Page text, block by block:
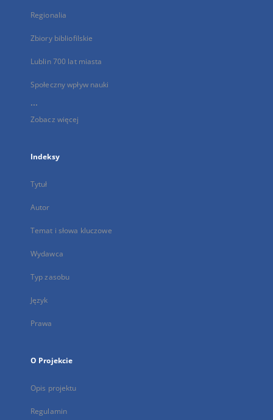
Regionalia
Zbiory bibliofilskie
Lublin 700 lat miasta
Społeczny wpływ nauki
...
Zobacz więcej
Indeksy
Tytuł
Autor
Temat i słowa kluczowe
Wydawca
Typ zasobu
Język
Prawa
O Projekcie
Opis projektu
Regulamin